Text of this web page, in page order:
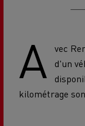
A
vec
d'un
kilométrage